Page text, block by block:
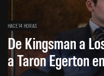
HACE 14 HORAS
De Kingsman a
a Taron Egerton